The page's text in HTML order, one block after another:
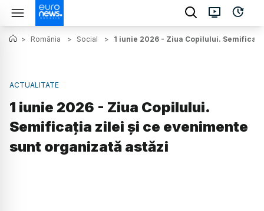
> România > Social > 1 iunie 2026 - Ziua Copilului.
ACTUALITATE
1 iunie 2026 - Ziua Copilului.
Semificația zilei și ce evenimente
sunt organizată astăzi